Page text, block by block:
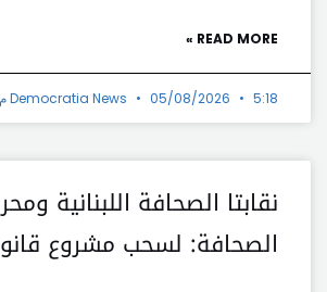
READ MORE »
Democratia News 05/08/2026 5:18 م
نقابتا الصحافة اللبنانية
الصحافة: لسحب مشروع